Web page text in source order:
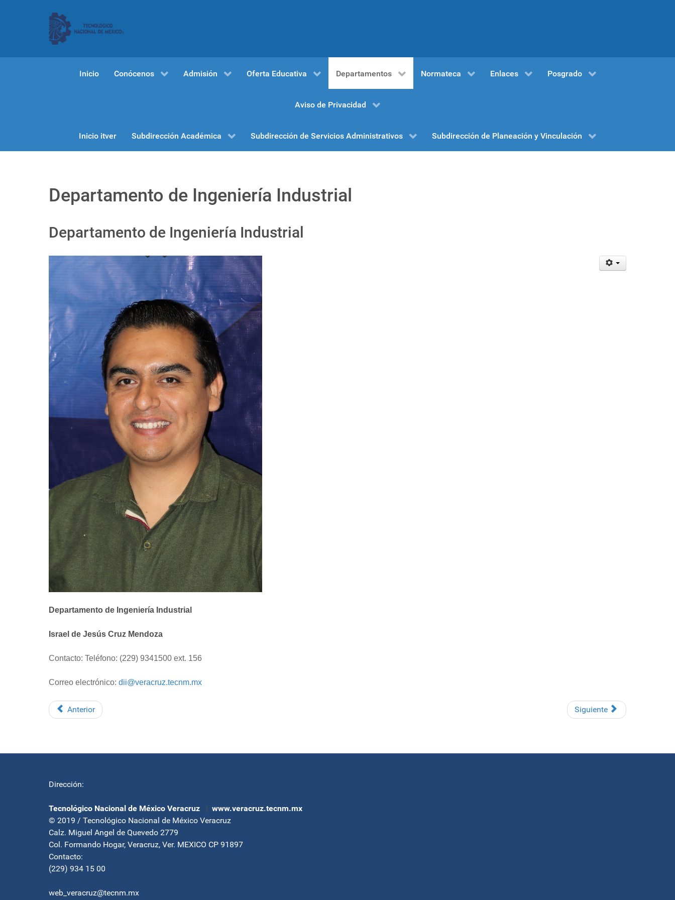
Inicio Conócenos Admisión Oferta Educativa Departamentos Normateca Enlaces Posgrado
Aviso de Privacidad
Inicio itver Subdirección Académica Subdirección de Servicios Administrativos Subdirección de Planeación y Vinculación
Departamento de Ingeniería Industrial
Departamento de Ingeniería Industrial
Departamento de Ingeniería Industrial
Israel de Jesús Cruz Mendoza
Contacto: Teléfono: (229) 9341500 ext. 156
Correo electrónico: dii@veracruz.tecnm.mx
Anterior Siguiente
Dirección:
Tecnológico Nacional de México Veracruz | www.veracruz.tecnm.mx
© 2019 / Tecnológico Nacional de México Veracruz
Calz. Miguel Angel de Quevedo 2779
Col. Formando Hogar, Veracruz, Ver. MEXICO CP 91897
Contacto:
(229) 934 15 00
web_veracruz@tecnm.mx